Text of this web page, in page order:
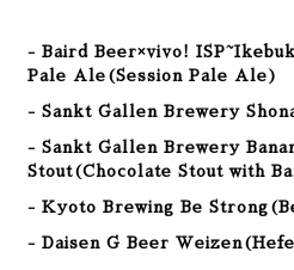
- Baird Beer×vivo!
Pale Ale(Session Pale Ale)
- Sankt Gallen Brewery
- Sankt Gallen Brewery
Stout(Chocolate Stout with
- Kyoto Brewing Be Strong (
- Daisen G Beer Weizen(